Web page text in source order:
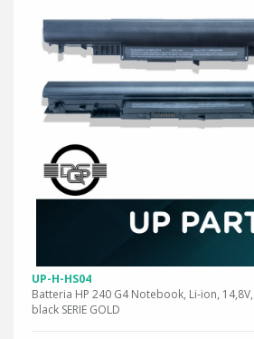
UP-H-HS04
Batteria HP 240 G4 Notebook, Li-ion,
black SERIE GOLD